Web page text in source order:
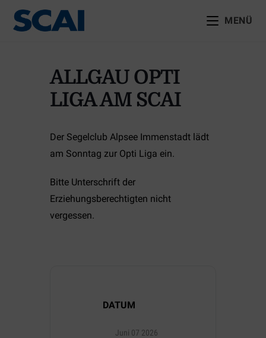
MENÜ
ALLGÄU OPTI
LIGA AM SCAI
Der Segelclub Alpsee Immenstadt lädt
am Sonntag zur Opti Liga ein.
Bitte Unterschrift der
Erziehungsberechtigten nicht
vergessen.
DATUM
Juni 07 2026